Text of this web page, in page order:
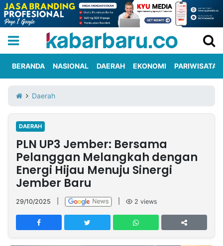
Iklan
Berita
Kami
Nasional
International
Olahraga
Entertainment
Daerah
Pariwisata
Kuliner
Kolom
Network
PT
TREETAN
MULTIMEDIA
INDONESIA
BERANDA NASIONAL DAERAH EKONOMI PARIWISATA
Daerah
DAERAH
PLN UP3 Jember: Bersama
Pelanggan Melangkah dengan
Energi Hijau Menuju Sinergi
Jember Baru
29/10/2025 2 views